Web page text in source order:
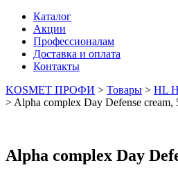
Каталог
Акции
Профессионалам
Доставка и оплата
Контакты
KOSMET ПРОФИ > Товары > HL
> Alpha complex Day Defense cream,
Alpha complex Day